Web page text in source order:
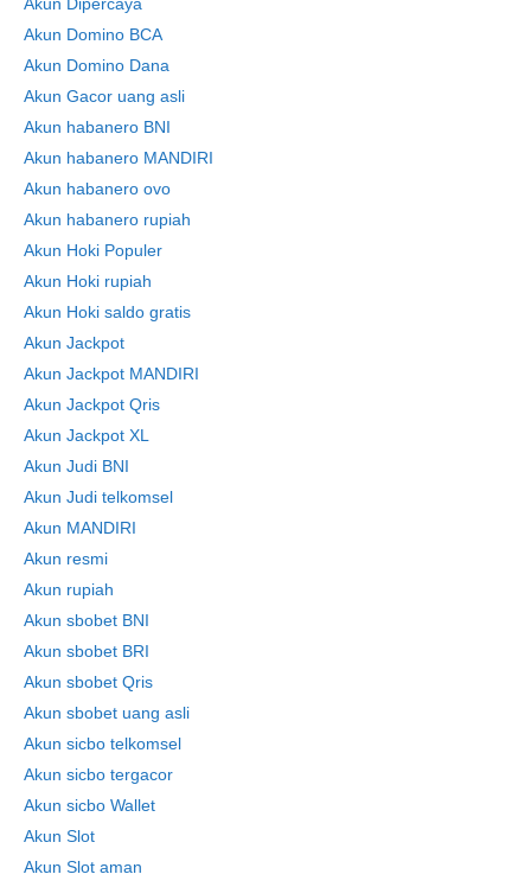
Akun Dipercaya
Akun Domino BCA
Akun Domino Dana
Akun Gacor uang asli
Akun habanero BNI
Akun habanero MANDIRI
Akun habanero ovo
Akun habanero rupiah
Akun Hoki Populer
Akun Hoki rupiah
Akun Hoki saldo gratis
Akun Jackpot
Akun Jackpot MANDIRI
Akun Jackpot Qris
Akun Jackpot XL
Akun Judi BNI
Akun Judi telkomsel
Akun MANDIRI
Akun resmi
Akun rupiah
Akun sbobet BNI
Akun sbobet BRI
Akun sbobet Qris
Akun sbobet uang asli
Akun sicbo telkomsel
Akun sicbo tergacor
Akun sicbo Wallet
Akun Slot
Akun Slot aman